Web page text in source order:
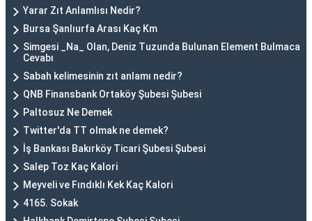
Yarar Zıt Anlamlısı Nedir?
Bursa Şanlıurfa Arası Kaç Km
Simgesi _Na_ Olan, Deniz Tuzunda Bulunan Element Bulmaca
Cevabı
Sabah kelimesinin zıt anlamı nedir?
QNB Finansbank Ortaköy Şubesi Şubesi
Paltosuz Ne Demek
Twitter'da TT olmak ne demek?
İş Bankası Bakırköy Ticari Şubesi Şubesi
Salep Toz Kaç Kalori
Meyveli ve Fındıklı Kek Kaç Kalori
4165. Sokak